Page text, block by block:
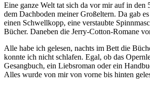
Eine ganze Welt tat sich da vor mir auf in den
dem Dachboden meiner Großeltern. Da gab
einen Schwellkopp, eine verstaubte
Bücher. Daneben die Jerry-Cotton-Romane
Alle habe ich gelesen, nachts im Bett die
konnte ich nicht schlafen. Egal, ob das
Gesangbuch, ein Liebsroman oder ein
Alles wurde von mir von vorne bis hinten